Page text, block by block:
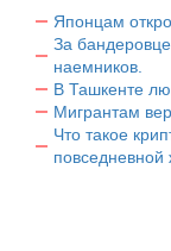
Японцам
За
наемников.
В Ташкенте
Мигрантам
Что такое
повседневной